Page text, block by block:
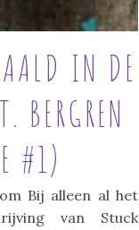
IN DE
#1)
Bij alleen al het
van Stuck